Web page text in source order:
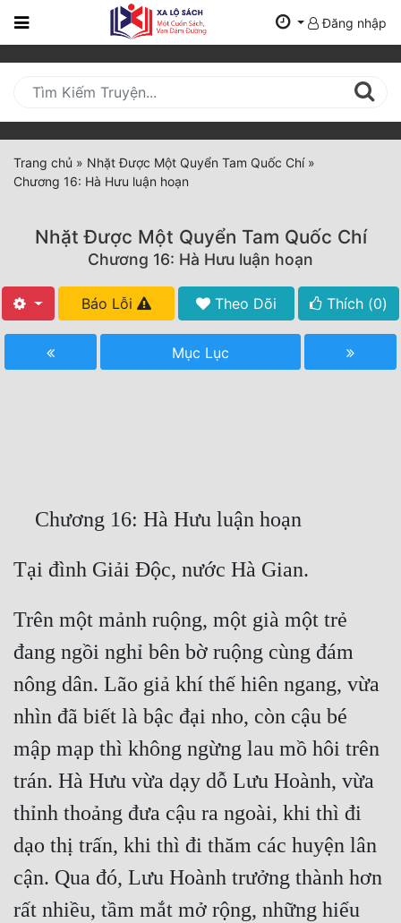
Trang
Mới
Cập
Nhật
(current)
Thể Loại
Tất Cả
Hoàn Thành
Truyện Nhập Môn
Xa Lộ Dịch
Cung Đấu
Cạnh Kỹ
Cổ Tiên Hiệp
Cổ Đại
Du Hí
Dã Sử
Đăng nhập
Trang chủ » Nhặt Được Một Quyển Tam Quốc Chí»
Chương 16: Hà Hưu luận hoạn
Nhặt Được Một Quyển Tam Quốc Chí
Chương 16: Hà Hưu luận hoạn
Báo Lỗi Theo Dõi Thích (0)
Mục Lục
Trên một mảnh ruộng, một già một trẻ
đang ngồi nghỉ bên bờ ruộng cùng đám
nông dân. Lão giả khí thế hiên ngang, vừa
nhìn đã biết là bậc đại nho, còn cậu bé
mập mạp thì không ngừng lau mồ hôi trên
trán. Hà Hưu vừa dạy dỗ Lưu Hoành, vừa
thỉnh thoảng đưa cậu ra ngoài, khi thì đi
dạo thị trấn, khi thì đi thăm các huyện lân
cận. Qua đó, Lưu Hoành trưởng thành hơn
rất nhiều, tầm mắt mở rộng, những hiểu